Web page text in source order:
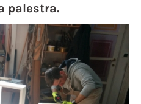
palestra.